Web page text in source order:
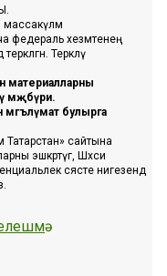
массакүләм
федераль хезмәтенең
Теркәлү
материалларны
мәҗбүри.
мәгълүмат булырга
сайтына
эшкәртүгә, Шәхси
сәясәте нигезендә